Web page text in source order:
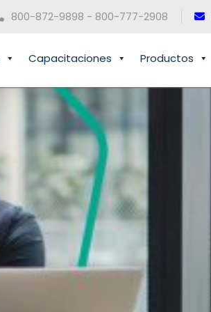
800-872-9898 - 800-777-2908
Capacitaciones Productos